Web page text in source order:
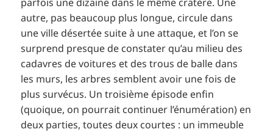
autre, pas beaucoup plus longue, circule dans
une ville désertée suite à une attaque, et l’on se
surprend presque de constater qu’au milieu des
cadavres de voitures et des trous de balle dans
les murs, les arbres semblent avoir une fois de
plus survécus. Un troisième épisode enfin
(quoique, on pourrait continuer l’énumération) en
deux parties, toutes deux courtes : un immeuble